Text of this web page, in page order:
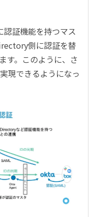
証機能を持つマス
側に認証を替
す。このように、さ
現できるようになっ